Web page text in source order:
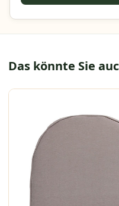
Das könnte Sie